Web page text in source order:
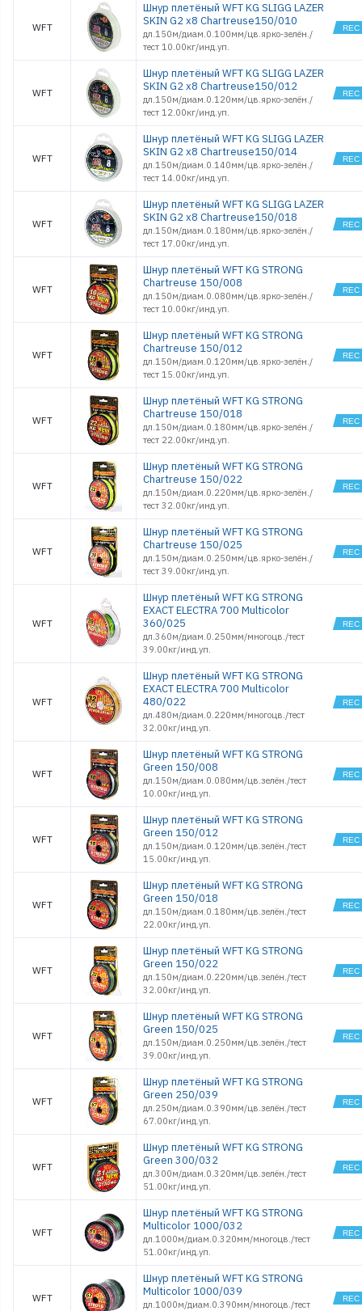
WFT
Шнур плетёный WFT KG SLIGG LAZER
SKIN G2 x8 Chartreuse150/010
дл.150м/диам.0.100мм/цв.ярко-зелён./
тест 10.00кг/инд.уп.
WFT
Шнур плетёный WFT KG SLIGG LAZER
SKIN G2 x8 Chartreuse150/012
дл.150м/диам.0.120мм/цв.ярко-зелён./
тест 12.00кг/инд.уп.
WFT
Шнур плетёный WFT KG SLIGG LAZER
SKIN G2 x8 Chartreuse150/014
дл.150м/диам.0.140мм/цв.ярко-зелён./
тест 14.00кг/инд.уп.
WFT
Шнур плетёный WFT KG SLIGG LAZER
SKIN G2 x8 Chartreuse150/018
дл.150м/диам.0.180мм/цв.ярко-зелён./
тест 17.00кг/инд.уп.
WFT
Шнур плетёный WFT KG STRONG
Chartreuse 150/008
дл.150м/диам.0.080мм/цв.ярко-зелён./
тест 10.00кг/инд.уп.
WFT
Шнур плетёный WFT KG STRONG
Chartreuse 150/012
дл.150м/диам.0.120мм/цв.ярко-зелён./
тест 15.00кг/инд.уп.
WFT
Шнур плетёный WFT KG STRONG
Chartreuse 150/018
дл.150м/диам.0.180мм/цв.ярко-зелён./
тест 22.00кг/инд.уп.
WFT
Шнур плетёный WFT KG STRONG
Chartreuse 150/022
дл.150м/диам.0.220мм/цв.ярко-зелён./
тест 32.00кг/инд.уп.
WFT
Шнур плетёный WFT KG STRONG
Chartreuse 150/025
дл.150м/диам.0.250мм/цв.ярко-зелён./
тест 39.00кг/инд.уп.
WFT
Шнур плетёный WFT KG STRONG
EXACT ELECTRA 700 Multicolor
360/025
дл.360м/диам.0.250мм/многоцв./тест
39.00кг/инд.уп.
WFT
Шнур плетёный WFT KG STRONG
EXACT ELECTRA 700 Multicolor
480/022
дл.480м/диам.0.220мм/многоцв./тест
32.00кг/инд.уп.
WFT
Шнур плетёный WFT KG STRONG
Green 150/008
дл.150м/диам.0.080мм/цв.зелён./тест
10.00кг/инд.уп.
WFT
Шнур плетёный WFT KG STRONG
Green 150/012
дл.150м/диам.0.120мм/цв.зелён./тест
15.00кг/инд.уп.
WFT
Шнур плетёный WFT KG STRONG
Green 150/018
дл.150м/диам.0.180мм/цв.зелён./тест
22.00кг/инд.уп.
WFT
Шнур плетёный WFT KG STRONG
Green 150/022
дл.150м/диам.0.220мм/цв.зелён./тест
32.00кг/инд.уп.
WFT
Шнур плетёный WFT KG STRONG
Green 150/025
дл.150м/диам.0.250мм/цв.зелён./тест
39.00кг/инд.уп.
WFT
Шнур плетёный WFT KG STRONG
Green 250/039
дл.250м/диам.0.390мм/цв.зелён./тест
67.00кг/инд.уп.
WFT
Шнур плетёный WFT KG STRONG
Green 300/032
дл.300м/диам.0.320мм/цв.зелён./тест
51.00кг/инд.уп.
WFT
Шнур плетёный WFT KG STRONG
Multicolor 1000/032
дл.1000м/диам.0.320мм/многоцв./тест
51.00кг/инд.уп.
WFT
Шнур плетёный WFT KG STRONG
Multicolor 1000/039
дл.1000м/диам.0.390мм/многоцв./тест